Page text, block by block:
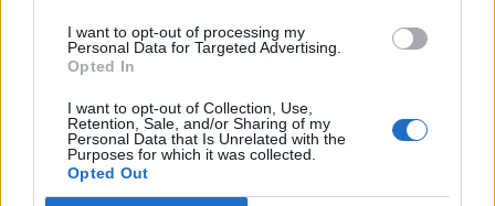
I want to opt-out of processing my
Personal Data for Targeted Advertising.
Opted In
I want to opt-out of Collection, Use,
Retention, Sale, and/or Sharing of my
Personal Data that Is Unrelated with the
Purposes for which it was collected.
Opted Out
Μεγαλόπολη: Επιβεβαιώθηκε κρούσμα
κτηνοτρόφους
27/05/2026 15:28